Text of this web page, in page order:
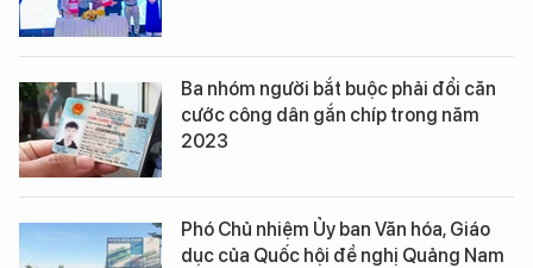
Ba nhóm người bắt buộc phải đổi căn
cước công dân gắn chíp trong năm
2023
Phó Chủ nhiệm Ủy ban Văn hóa, Giáo
dục của Quốc hội đề nghị Quảng Nam